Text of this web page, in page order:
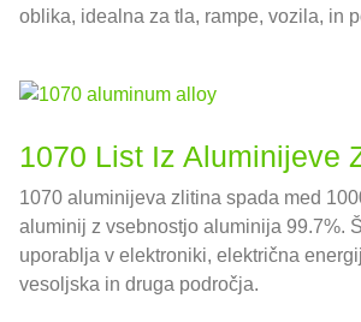
oblika, idealna za tla, rampe, vozila, in
1070 List Iz Aluminijeve
1070 aluminijeva zlitina spada med
aluminij z vsebnostjo aluminija 99.7%.
uporablja v elektroniki, električna
vesoljska in druga področja.